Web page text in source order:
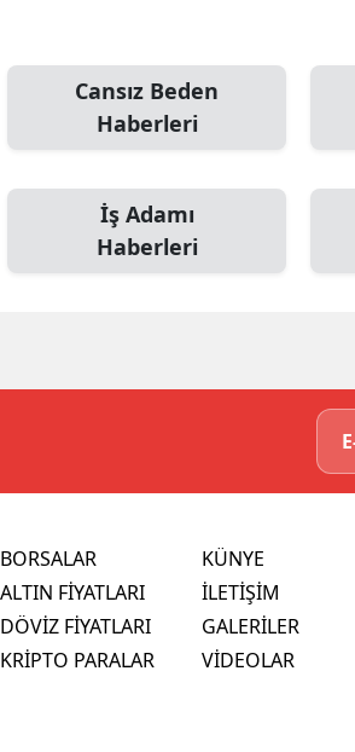
Cansız Beden
Haberleri
İş Adamı
Haberleri
BORSALAR
ALTIN FİYATLARI
DÖVİZ FİYATLARI
KRİPTO PARALAR
KÜNYE
İLETİŞİM
GALERİLER
VİDEOLAR